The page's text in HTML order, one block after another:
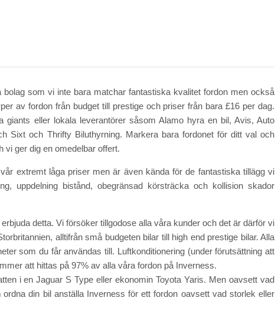
som vi inte bara matchar fantastiska kvalitet fordon men också
av fordon från budget till prestige och priser från bara £16 per dag.
eller lokala leverantörer såsom Alamo hyra en bil, Avis, Auto
Sixt och Thrifty Biluthyrning. Markera bara fordonet för ditt val och
vi ger dig en omedelbar offert.
extremt låga priser men är även kända för de fantastiska tillägg vi
uppdelning bistånd, obegränsad körsträcka och kollision skador
detta. Vi försöker tillgodose alla våra kunder och det är därför vi
alltifrån små budgeten bilar till high end prestige bilar. Alla
som du får användas till. Luftkonditionering (under förutsättning att
att hittas på 97% av alla våra fordon på Inverness.
i en Jaguar S Type eller ekonomin Toyota Yaris. Men oavsett vad
din bil anställa Inverness för ett fordon oavsett vad storlek eller